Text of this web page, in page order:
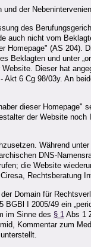
der
des
auch nicht vom
Homepage" (AS
Beklagten und unter
Dieser hat
6 Cg 98/03y. An
dieser
der Website
Während
DNS-
die Website
Rechtsberatung
Domain für
BGBl I 2005/49 ein
im Sinne des § 1 Abs 1
Kommentar zum